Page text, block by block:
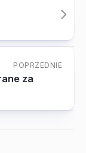
POPRZEDNIE
za